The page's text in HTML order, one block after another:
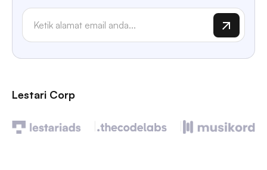
Lestari Corp